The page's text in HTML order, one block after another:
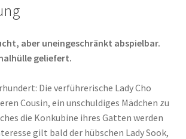
aber uneingeschränkt abspielbar.
geliefert.
Die verführerische Lady Cho
Cousin, ein unschuldiges Mädchen zu
die Konkubine ihres Gatten werden
gilt bald der hübschen Lady Sook,